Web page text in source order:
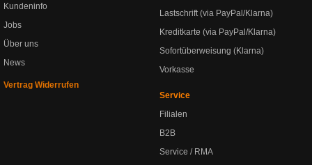
Kundeninfo
Jobs
Über uns
News
Vertrag Widerrufen
Lastschrift (via PayPal/Klarna)
Kreditkarte (via PayPal/Klarna)
Sofortüberweisung (Klarna)
Vorkasse
Service
Filialen
B2B
Service / RMA